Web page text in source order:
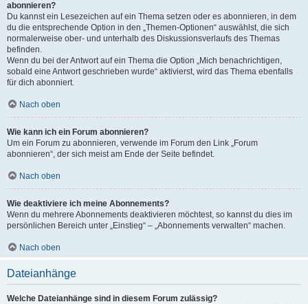
abonnieren?
Du kannst ein Lesezeichen auf ein Thema setzen oder es abonnieren, in dem
du die entsprechende Option in den „Themen-Optionen“ auswählst, die sich
normalerweise ober- und unterhalb des Diskussionsverlaufs des Themas
befinden.
Wenn du bei der Antwort auf ein Thema die Option „Mich benachrichtigen,
sobald eine Antwort geschrieben wurde“ aktivierst, wird das Thema ebenfalls
für dich abonniert.
Nach oben
Wie kann ich ein Forum abonnieren?
Um ein Forum zu abonnieren, verwende im Forum den Link „Forum
abonnieren“, der sich meist am Ende der Seite befindet.
Nach oben
Wie deaktiviere ich meine Abonnements?
Wenn du mehrere Abonnements deaktivieren möchtest, so kannst du dies im
persönlichen Bereich unter „Einstieg“ – „Abonnements verwalten“ machen.
Nach oben
Dateianhänge
Welche Dateianhänge sind in diesem Forum zulässig?